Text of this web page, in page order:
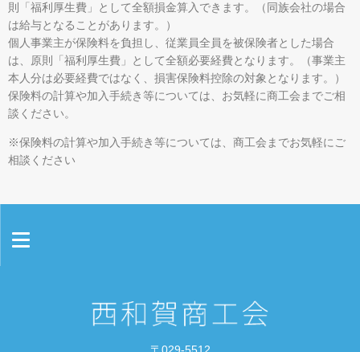
則「福利厚生費」として全額損金算入できます。（同族会社の場合
は給与となることがあります。）
個人事業主が保険料を負担し、従業員全員を被保険者とした場合
は、原則「福利厚生費」として全額必要経費となります。（事業主
本人分は必要経費ではなく、損害保険料控除の対象となります。）
保険料の計算や加入手続き等については、お気軽に商工会までご相
談ください。
※保険料の計算や加入手続き等については、商工会までお気軽にご
相談ください
プライバシーポリシー